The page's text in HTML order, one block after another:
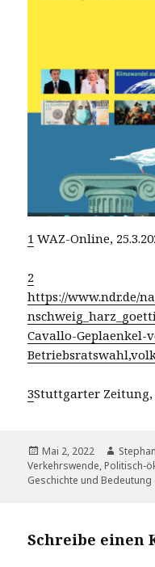
1 WAZ-Online,
2
https://www.ndr.de/
Cavallo-Geplaenkel-
3Stuttgarter Zeitung,
Veröffentlicht
am
Mai 2, 2022 Autor
Verkehrswende, Politisch-
Geschichte und
Schreibe einen